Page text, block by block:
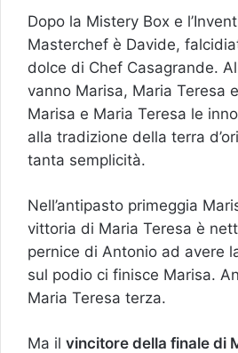
Dopo la Mistery Box e
Masterchef è Davide,
dolce di Chef Casagrande.
vanno Marisa, Maria Teresa
Marisa e Maria Teresa le
alla tradizione della terra
tanta semplicità.
Nell’antipasto primeggia
vittoria di Maria Teresa è
pernice di Antonio ad avere
sul podio ci finisce Marisa.
Maria Teresa terza.
Ma il vincitore della finale di